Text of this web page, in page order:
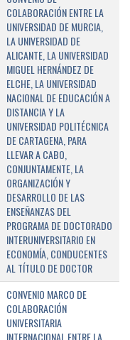
COLABORACIÓN ENTRE LA
UNIVERSIDAD DE MURCIA,
LA UNIVERSIDAD DE
ALICANTE, LA UNIVERSIDAD
MIGUEL HERNÁNDEZ DE
ELCHE, LA UNIVERSIDAD
NACIONAL DE EDUCACIÓN A
DISTANCIA Y LA
UNIVERSIDAD POLITÉCNICA
DE CARTAGENA, PARA
LLEVAR A CABO,
CONJUNTAMENTE, LA
ORGANIZACIÓN Y
DESARROLLO DE LAS
ENSEÑANZAS DEL
PROGRAMA DE DOCTORADO
INTERUNIVERSITARIO EN
ECONOMÍA, CONDUCENTES
AL TÍTULO DE DOCTOR
CONVENIO MARCO DE
COLABORACIÓN
UNIVERSITARIA
INTERNACIONAL ENTRE LA